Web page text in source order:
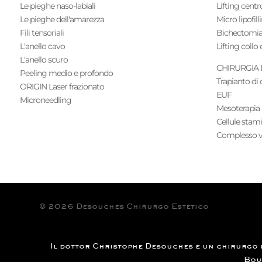
Le pieghe naso-labiali
Le pieghe dell'amarezza
Fili tensoriali
L'anello cavo
L'anello scuro
Peeling medio e profondo
ORIGIN Laser frazionato
Microneedling
Lifting
Micro
Bichectomia
Lifting collo
CHIRURGIA
Trapianto di
EUF
Mesoterapia
Cellule
Complesso
© 2026 Desouches Chirurgo Estetico
Il dottor Christophe Desouches è un chirurgo